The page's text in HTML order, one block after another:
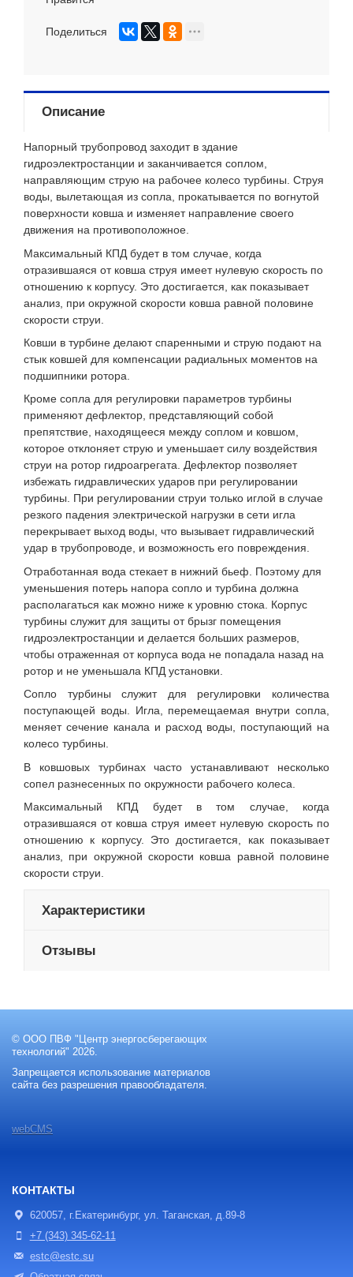
Поделиться
Описание
Напорный трубопровод заходит в здание
гидроэлектростанции и заканчивается соплом,
направляющим струю на рабочее колесо турбины. Струя
воды, вылетающая из сопла, прокатывается по вогнутой
поверхности ковша и изменяет направление своего
движения на противоположное.
Максимальный КПД будет в том случае, когда
отразившаяся от ковша струя имеет нулевую скорость по
отношению к корпусу. Это достигается, как показывает
анализ, при окружной скорости ковша равной половине
скорости струи.
Ковши в турбине делают спаренными и струю подают на
стык ковшей для компенсации радиальных моментов на
подшипники ротора.
Кроме сопла для регулировки параметров турбины
применяют дефлектор, представляющий собой
препятствие, находящееся между соплом и ковшом,
которое отклоняет струю и уменьшает силу воздействия
струи на ротор гидроагрегата. Дефлектор позволяет
избежать гидравлических ударов при регулировании
турбины. При регулировании струи только иглой в случае
резкого падения электрической нагрузки в сети игла
перекрывает выход воды, что вызывает гидравлический
удар в трубопроводе, и возможность его повреждения.
Отработанная вода стекает в нижний бьеф. Поэтому для
уменьшения потерь напора сопло и турбина должна
располагаться как можно ниже к уровню стока. Корпус
турбины служит для защиты от брызг помещения
гидроэлектростанции и делается больших размеров,
чтобы отраженная от корпуса вода не попадала назад на
ротор и не уменьшала КПД установки.
Сопло турбины служит для регулировки количества
поступающей воды. Игла, перемещаемая внутри сопла,
меняет сечение канала и расход воды, поступающий на
колесо турбины.
В ковшовых турбинах часто устанавливают несколько
сопел разнесенных по окружности рабочего колеса.
Максимальный КПД будет в том случае, когда
отразившаяся от ковша струя имеет нулевую скорость по
отношению к корпусу. Это достигается, как показывает
анализ, при окружной скорости ковша равной половине
скорости струи.
Характеристики
Отзывы
© ООО ПВФ "Центр энергосберегающих
технологий" 2026.
Запрещается использование материалов
сайта без разрешения правообладателя.
webCMS
КОНТАКТЫ
620057, г.Екатеринбург, ул. Таганская, д.89-8
+7 (343) 345-62-11
estc@estc.su